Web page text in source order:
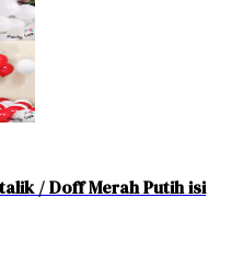
/ Doff Merah Putih isi